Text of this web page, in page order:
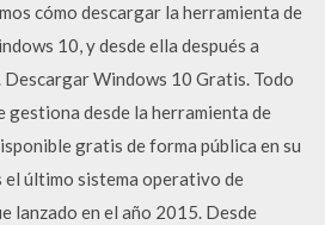
cómo descargar la herramienta de
10, y desde ella después a
Windows 10 Gratis. Todo
gestiona desde la herramienta de
gratis de forma pública en su
último sistema operativo de
lanzado en el año 2015. Desde